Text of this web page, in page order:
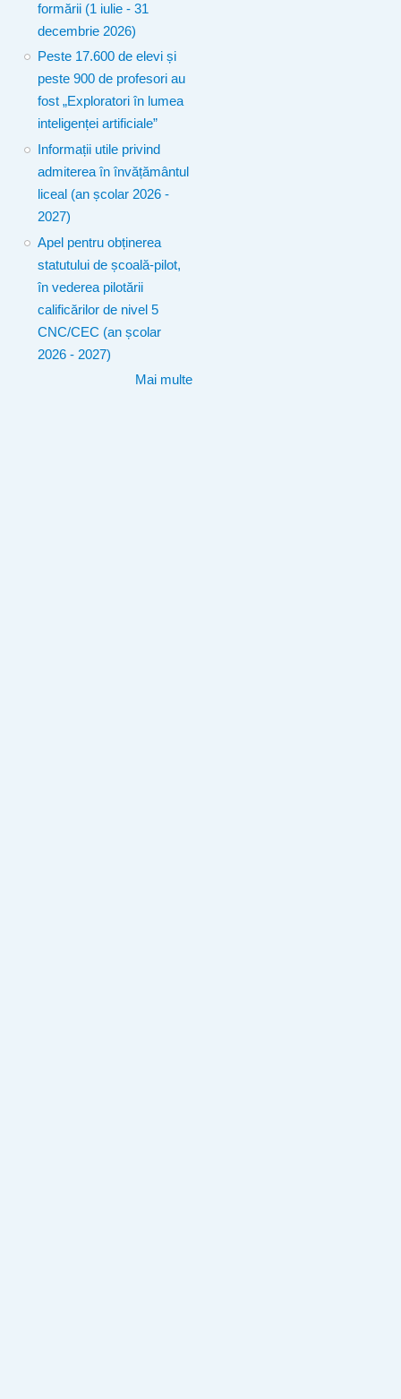
formării (1 iulie - 31
decembrie 2026)
Peste 17.600 de elevi și
peste 900 de profesori au
fost „Exploratori în lumea
inteligenței artificiale”
Informații utile privind
admiterea în învățământul
liceal (an școlar 2026 -
2027)
Apel pentru obținerea
statutului de școală-pilot,
în vederea pilotării
calificărilor de nivel 5
CNC/CEC (an școlar
2026 - 2027)
Mai multe